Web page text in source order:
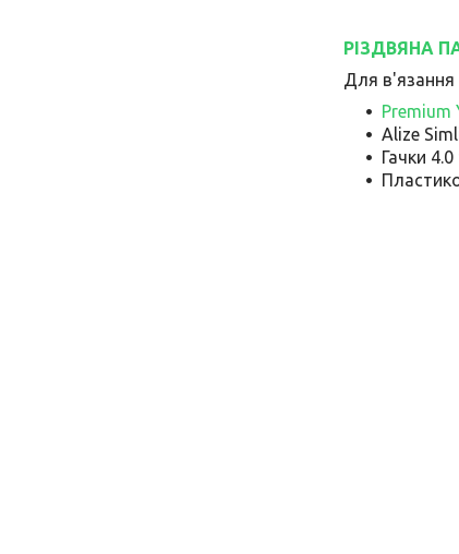
РІЗДВЯНА
Для в'язання
Premium
Alize
Гачки